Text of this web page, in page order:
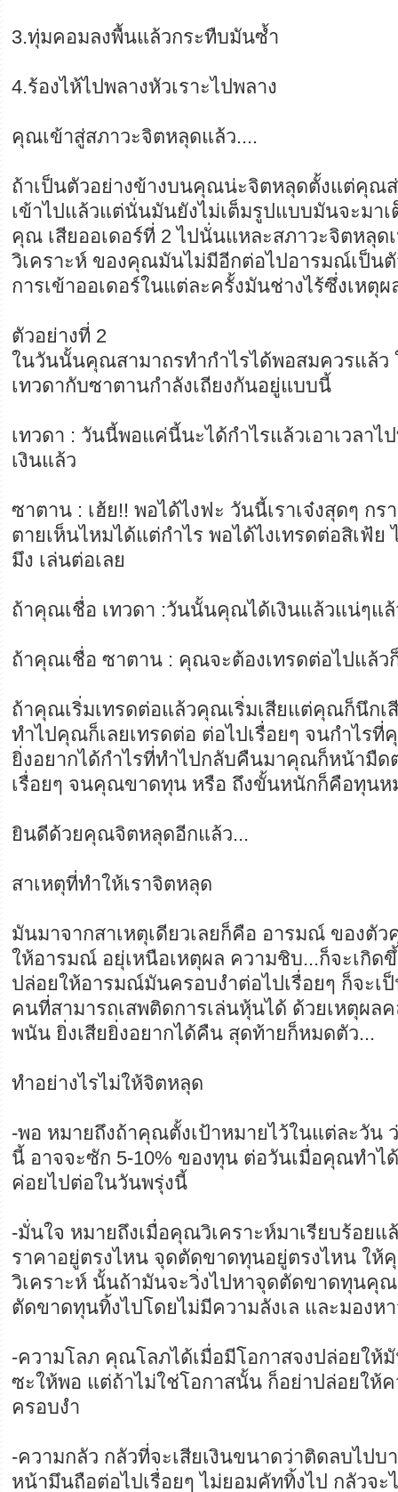
3.ทุ่มคอมลงพื้นแล้วกระทืบมันซ้ำ
4.ร้องไห้ไปพลางหัวเราะไปพลาง
คุณเข้าสู่สภาวะจิตหลุดแล้ว....
ถ้าเป็นตัวอย่างข้างบนคุณน่ะจิตหลุดตั้งแต่คุณส่
เข้าไปแล้วแต่นั่นมันยังไม่เต็มรูปแบบมันจะมา
คุณ เสียออเดอร์ที่ 2 ไปนั่นแหละสภาวะจิตหลุด
วิเคราะห์ ของคุณมันไม่มีอีกต่อไปอารมณ์เป็น
การเข้าออเดอร์ในแต่ละครั้งมันช่างไร้ซึ่งเหตุ
ตัวอย่างที่ 2
ในวันนั้นคุณสามาถรทำกำไรได้พอสมควรแล้
เทวดากับซาตานกำลังเถียงกันอยู่แบบนี้
เทวดา : วันนี้พอแค่นี้นะได้กำไรแล้วเอาเวลาไ
เงินแล้ว
ซาตาน : เฮ้ย!! พอได้ไงฟะ วันนี้เราเจ๋งสุดๆ กร
ตายเห็นไหมได้แต่กำไร พอได้ไงเทรดต่อสิเฟ้ย
มึง เล่นต่อเลย
ถ้าคุณเชื่อ เทวดา :วันนั้นคุณได้เงินแล้วแน่ๆแ
ถ้าคุณเชื่อ ซาตาน : คุณจะต้องเทรดต่อไปแล้ว
ถ้าคุณเริ่มเทรดต่อแล้วคุณเริ่มเสียแต่คุณก็นึกเ
ทำไปคุณก็เลยเทรดต่อ ต่อไปเรื่อยๆ จนกำไร
ยิ่งอยากได้กำไรที่ทำไปกลับคืนมาคุณก็หน้ามืด
เรื่อยๆ จนคุณขาดทุน หรือ ถึงขั้นหนักก็คือทุนห
ยินดีด้วยคุณจิตหลุดอีกแล้ว...
สาเหตุที่ทำให้เราจิตหลุด
มันมาจากสาเหตุเดียวเลยก็คือ อารมณ์ ของตั
ให้อารมณ์ อยุ่เหนือเหตุผล ความชิบ...ก็จะเกิด
ปล่อยให้อารมณ์มันครอบงำต่อไปเรื่อยๆ ก็จะเ
คนที่สามารถเสพติดการเล่นหุ้นได้ ด้วยเหตุผล
พนัน ยิ่งเสียยิ่งอยากได้คืน สุดท้ายก็หมดตัว...
ทำอย่างไรไม่ให้จิตหลุด
-พอ หมายถึงถ้าคุณตั้งเป้าหมายไว้ในแต่ละวัน
นี้ อาจจะซัก 5-10% ของทุน ต่อวันเมื่อคุณทำไ
ค่อยไปต่อในวันพรุ่งนี้
-มั่นใจ หมายถึงเมื่อคุณวิเคราะห์มาเรียบร้อยแ
ราคาอยู่ตรงไหน จุดตัดขาดทุนอยู่ตรงไหน ให้
วิเคราะห์ นั้นถ้ามันจะวิ่งไปหาจุดตัดขาดทุนคุ
ตัดขาดทุนทิ้งไปโดยไม่มีความลังเล และมองห
-ความโลภ คุณโลภได้เมื่อมีโอกาสจงปล่อยให้
ซะให้พอ แต่ถ้าไม่ใช่โอกาสนั้น ก็อย่าปล่อยให้ค
ครอบงำ
-ความกลัว กลัวที่จะเสียเงินขนาดว่าติดลบไปบ
หน้ามึนถือต่อไปเรื่อยๆ ไม่ยอมคัททิ้งไป กลัวจะ